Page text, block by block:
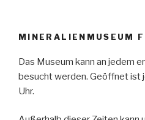
MINERALIENMUSEUM
Das Museum kann an jedem
besucht werden. Geöffnet ist
Uhr.